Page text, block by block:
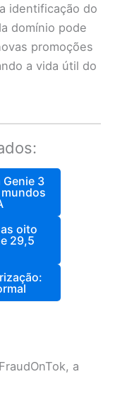
identificação do
domínio pode
promoções
a vida útil do
Genie 3
oito
29,5
a